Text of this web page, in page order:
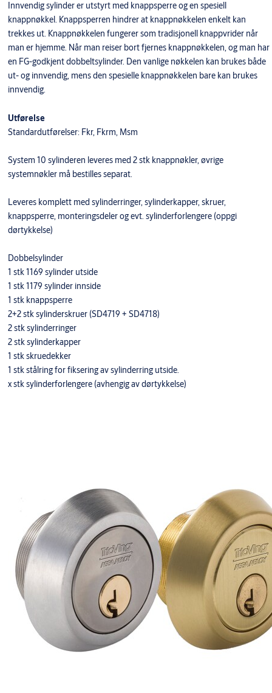
Innvendig sylinder er utstyrt med knappsperre og en spesiell
knappnøkkel. Knappsperren hindrer at knappnøkkelen enkelt kan
trekkes ut. Knappnøkkelen fungerer som tradisjonell knappvrider når
man er hjemme. Når man reiser bort fjernes knappnøkkelen, og man har
en FG-godkjent dobbeltsylinder. Den vanlige nøkkelen kan brukes både
ut- og innvendig, mens den spesielle knappnøkkelen bare kan brukes
innvendig.
Utførelse
Standardutførelser: Fkr, Fkrm, Msm
System 10 sylinderen leveres med 2 stk knappnøkler, øvrige
systemnøkler må bestilles separat.
Leveres komplett med sylinderringer, sylinderkapper, skruer,
knappsperre, monteringsdeler og evt. sylinderforlengere (oppgi
dørtykkelse)
Dobbelsylinder
1 stk 1169 sylinder utside
1 stk 1179 sylinder innside
1 stk knappsperre
2+2 stk sylinderskruer (SD4719 + SD4718)
2 stk sylinderringer
2 stk sylinderkapper
1 stk skruedekker
1 stk stålring for fiksering av sylinderring utside.
x stk sylinderforlengere (avhengig av dørtykkelse)